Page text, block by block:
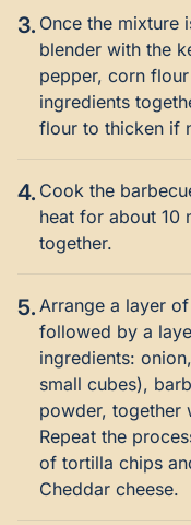
3. Once the mixture
blender with the
pepper, corn
ingredients
flour to thicken if
4. Cook the
heat for about 10
together.
5. Arrange a layer
followed by a
ingredients:
small cubes),
powder, together
Repeat the
of tortilla chips
Cheddar cheese.